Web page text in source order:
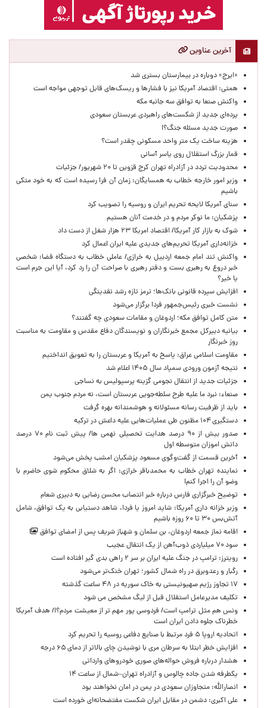
آخرین عناوین
«ایرج» دوباره در بیمارستان بستری شد
همتی: اقتصاد آمریکا نیز با فشارها و ریسک‌های قابل توجهی مواجه است
واکنش صنعا به توافق سه جانبه مکه
پرده‌ای جدید از شکست‌های راهبردی عربستان سعودی
صورت جدید مسئله جنگ؟!
هزینه ساخت یک متر واحد مسکونی چقدر است؟
قمار بزرگ استقلال روی یاسر آسانی
محدودیت تردد در آزادراه تهران کرج قزوین تا ۲۰ شهریور/ جزئیات
وزیر امور خارجه خطاب به همسایگان: زمان آن فرا رسیده است که به خود متکی
باشیم
سنای آمریکا لایحه تحریم ایران و روسیه را تصویب کرد
پزشکیان: ما نوکر مردم و در خدمت آنان هستیم
شوک به بازار کار آمریکا/ اقتصاد امریکا ۲۳ هزار شغل از دست داد
خزانه‌داری آمریکا تحریم‌های جدیدی علیه ایران اعمال کرد
واکنش تند امام جمعه اردبیل به خرازی/ عاملی خطاب به دستگاه قضا: شخصی
خبر دروغ به رهبری بست و دفتر رهبری با صراحت آن را رد کرد، آیا این جرم است
یا خیر؟
افزایش سپرده قانونی بانک‌ها؛ ترمز تازه رشد نقدینگی
نشست خبری رئیس‌جمهور فردا برگزار می‌شود
متن کامل توافق مکه؛ اردوغان و مقامات سعودی چه گفتند؟
بیانیه دبیرکل مجمع خبرنگاران و نویسندگان دفاع مقدس و مقاومت به مناسبت
روز خبرنگار
مقاومت اسلامی عراق: پاسخ به آمریکا و عربستان را به تعویق انداختیم
نتیجه آزمون ورودی سمپاد سال ۱۴۰۵ اعلام شد
جزئیات جدید از انتقال نجومی گزینه پرسپولیس به نساجی
صنعاء: نبرد ما علیه طرح سلطه‌جویی عربستان است، نه مردم جنوب یمن
باید از ظرفیت رسانه مسئولانه و هوشمندانه بهره گرفت
دستگیری ۱۰۴ مظنون طی عملیات‌هایی علیه داعش در ترکیه
صدور بیش از ۹۰ درصد هدایت تحصیلی نهمی ها/ پیش ثبت نام ۷۰ درصد
دانش اموزان متوسطه اول
آخرین قسمت از گفت‌وگوی مسعود پزشکیان امشب پخش می‌شود
نماینده تهران خطاب به محمدباقر خرازی: اگر به شلاق محکوم شوی حاضرم با
وضو آن را اجرا کنم!
توضیح خبرگزاری فارس درباره خبر انتصاب محسن رضایی به دبیری شعام
وزیر خزانه داری آمریکا: شاید امروز یا فردا، شاهد دستیابی به یک توافق، شامل
آتش‌بس ۳۰ تا ۶۰ روزه باشیم
اقامه نماز جمعه اردوغان، بن ‌سلمان و شهباز شریف پس از امضای توافق
سود ۷۰ میلیاردی ذوب‌آهن از یک انتقال عجیب
رویترز: ترامپ در جنگ علیه ایران بر سر ۲ راهی بدی گیر افتاده است
رگبار و رعدوبرق در راه شمال کشور؛ تهران خنک‌تر می‌شود
۱۷ تجاوز رژیم صهیونیستی به خاک سوریه در ۴۸ ساعت گذشته
تکلیف مدیرعامل استقلال قبل از لیگ مشخص می شود
ونس هم مثل ترامپ است/ فردوسی پور مهم تر از معیشت مردم؟!/ هدف آمریکا
خطرناک جلوه دادن ایران است
اتحادیه اروپا ۵ فرد مرتبط با صنایع دفاعی روسیه را تحریم کرد
افزایش خطر ابتلا به سرطان مری با نوشیدن چای بالاتر از دمای ۶۵ درجه
هشدار درباره فروش حواله‌های صوری خودروهای وارداتی
یکطرفه شدن جاده چالوس و آزادراه تهران–شمال از ساعت ۱۴
انصارالله: متجاوزان سعودی در یمن در امان نخواهند بود
علی اکبری: دشمن در مقابل ایران شکست مفتضحانه‌ای خورده است